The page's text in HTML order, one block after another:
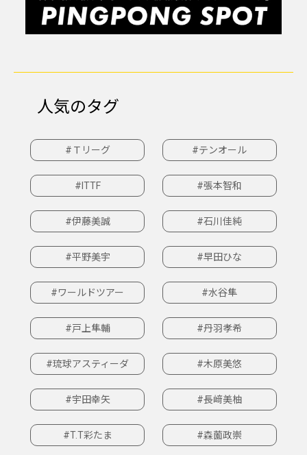
人気のタグ
#Ｔリーグ #テンオール
#ITTF #張本智和
#伊藤美誠 #石川佳純
#平野美宇 #早田ひな
#ワールドツアー #水谷隼
#戸上隼輔 #丹羽孝希
#琉球アスティーダ #木原美悠
#宇田幸矢 #長﨑美柚
#T.T彩たま #森薗政崇